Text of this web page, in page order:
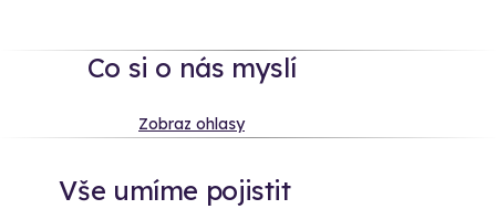
Co si o nás myslí
Zobraz ohlasy
Vše umíme pojistit